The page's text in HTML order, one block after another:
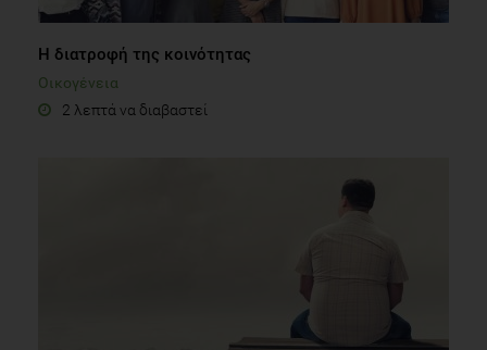
Η διατροφή της κοινότητας
Οικογένεια
2 λεπτά να διαβαστεί